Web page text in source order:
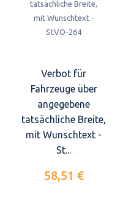
Verbot für
Fahrzeuge über
angegebene
tatsächliche Breite,
mit Wunschtext -
St...
58,51 €